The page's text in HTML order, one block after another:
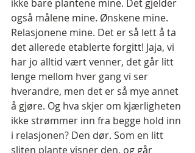
ikke bare plantene mine. Det gjelder
også målene mine. Ønskene mine.
Relasjonene mine. Det er så lett å ta
det allerede etablerte forgitt! Jaja, vi
har jo alltid vært venner, det går litt
lenge mellom hver gang vi ser
hverandre, men det er så mye annet
å gjøre. Og hva skjer om kjærligheten
ikke strømmer inn fra begge hold inn
i relasjonen? Den dør. Som en litt
sliten plante visner den, og går